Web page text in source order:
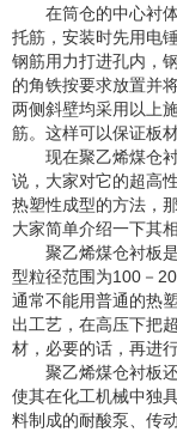
在筒仓的中心衬
托筋，安装时先用电
钢筋用力打进孔内，
的角铁按要求放置并
两侧斜壁均采用以上
筋。这样可以保证板
现在聚乙烯煤仓
说，大家对它的超高
热塑性成型的方法，
大家简单介绍一下其
聚乙烯煤仓衬板
型粒径范围为100－
通常不能用普通的热
出工艺，在高压下把
材，必要的话，再进
聚乙烯煤仓衬板
使其在化工机械中独
料制成的耐酸泵、传